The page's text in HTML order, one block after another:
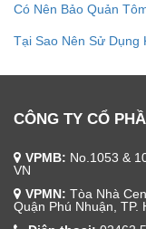
Có Nên Bảo Quản
Tại Sao Nên Sử Dụng
CÔNG TY CỔ
VPMB: No.1053 &
VN
VPMN: Tòa Nhà
Quận Phú Nhuận, TP.